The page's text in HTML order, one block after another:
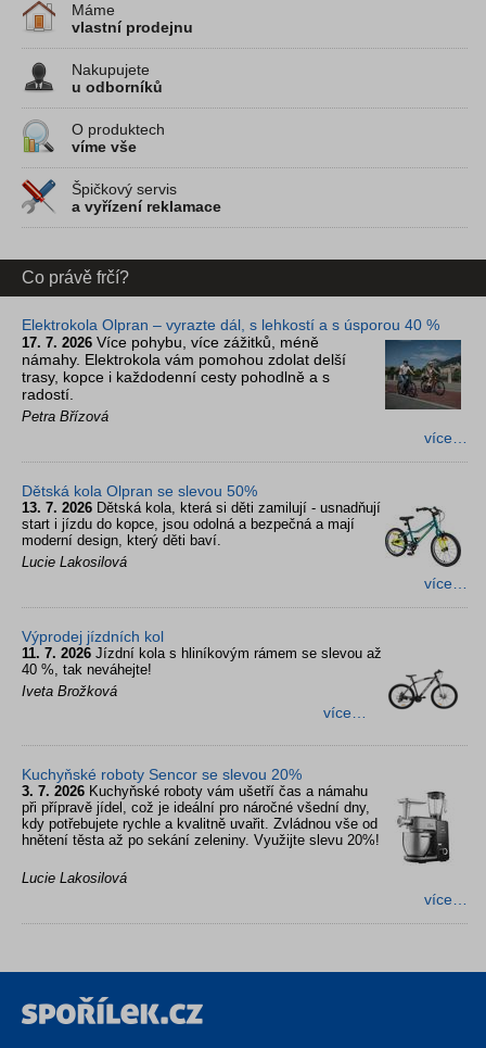
Máme
vlastní prodejnu
Nakupujete
u odborníků
O produktech
víme vše
Špičkový servis
a vyřízení reklamace
Co právě frčí?
Elektrokola Olpran – vyrazte dál, s lehkostí a s úsporou 40 %
17. 7. 2026 Více pohybu, více zážitků, méně
námahy. Elektrokola vám pomohou zdolat delší
trasy, kopce i každodenní cesty pohodlně a s
radostí.
Petra Břízová
více…
Dětská kola Olpran se slevou 50%
13. 7. 2026 Dětská kola, která si děti zamilují - usnadňují
start i jízdu do kopce, jsou odolná a bezpečná a mají
moderní design, který děti baví.
Lucie Lakosilová
více…
Výprodej jízdních kol
11. 7. 2026 Jízdní kola s hliníkovým rámem se slevou až
40 %, tak neváhejte!
Iveta Brožková
více…
Kuchyňské roboty Sencor se slevou 20%
3. 7. 2026 Kuchyňské roboty vám ušetří čas a námahu
při přípravě jídel, což je ideální pro náročné všední dny,
kdy potřebujete rychle a kvalitně uvařit. Zvládnou vše od
hnětení těsta až po sekání zeleniny. Využijte slevu 20%!
Lucie Lakosilová
více…